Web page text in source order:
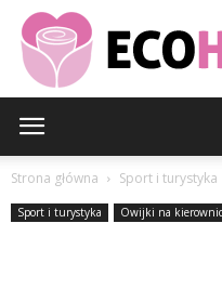
Strona główna Sport i turystyka
Sport i turystyka Owijki na